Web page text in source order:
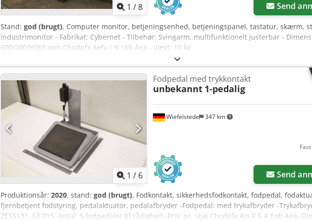
1 /8 Send
Stand: god (brugt), Computer monitor, betjeningsenhed, betjeningspanel, tastatur, skærm,
industrimonitor - Fabrikat: Cybernet - Tilbehør: Svingarm, multifunktionelt justerbar -
600/200/H365 mm Chodpfx Aefu I N Ujb Aea - Vægt: 10 kg
1 / 6
Wiefelstede 347 km
Fodpedal med trykkontakt
unbekannt 1-pedalig
Send
Produktionsår: 2020, stand: god (brugt), Fodkontakt, sikkerhedsfodkontakt, fodpedal,
fjernbetjent fodstyring, pedalaktuator, pedalafbryder -Fodpedal: med trykafbryder -
ZE55131, 63.015 -Antal: 5 fodpedaler til rådighed -Pris: pr. styk Chodpfx Ajx R S A Eob Aea -